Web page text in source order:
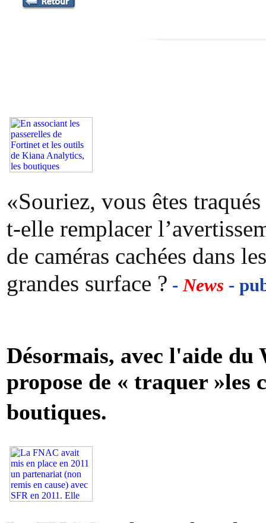
«Souriez, vous êtes
t-elle remplacer
de caméras cachées dans
grandes surface ? - News -
Désormais, avec l'aide
propose de « traquer »les
boutiques.